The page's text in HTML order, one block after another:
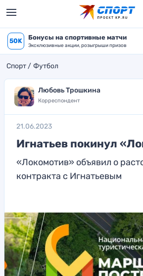
50K Бонусы на спортивные матчи
Эксклюзивные акции, розыгрыши призов
Спорт Футбол
Любовь Трошкина
Корреспондент
21.06.2023
Игнатьев покинул
«Локомотив» объявил о
контракта с Игнатьевым